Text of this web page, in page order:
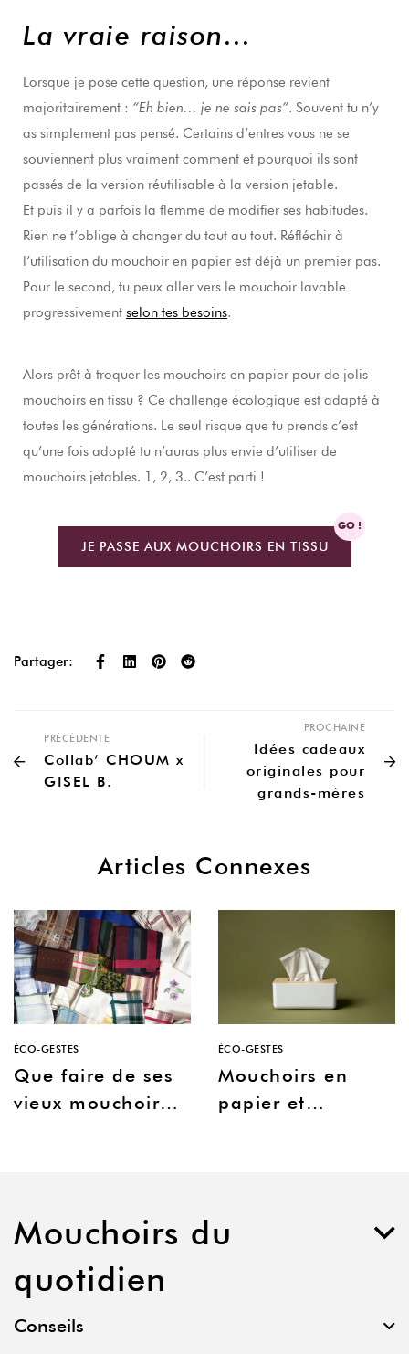
La vraie raison…
Lorsque je pose cette question, une réponse revient
majoritairement : “Eh bien… je ne sais pas”. Souvent tu n’y
as simplement pas pensé. Certains d’entres vous ne se
souviennent plus vraiment comment et pourquoi ils sont
passés de la version réutilisable à la version jetable.
Et puis il y a parfois la flemme de modifier ses habitudes.
Rien ne t’oblige à changer du tout au tout. Réfléchir à
l’utilisation du mouchoir en papier est déjà un premier pas.
Pour le second, tu peux aller vers le mouchoir lavable
progressivement selon tes besoins.
Alors prêt à troquer les mouchoirs en papier pour de jolis
mouchoirs en tissu ? Ce challenge écologique est adapté à
toutes les générations. Le seul risque que tu prends c’est
qu’une fois adopté tu n’auras plus envie d’utiliser de
mouchoirs jetables. 1, 2, 3.. C’est parti !
JE PASSE AUX MOUCHOIRS EN TISSU
GO !
Partager:
PRÉCÉDENTE
Collab’ CHOUM x
GISEL B.
PROCHAINE
Idées cadeaux
originales pour
grands-mères
Articles Connexes
ÉCO-GESTES
Que faire de ses
vieux mouchoirs
ÉCO-GESTES
Mouchoirs en
papier et
Mouchoirs du
quotidien
Conseils